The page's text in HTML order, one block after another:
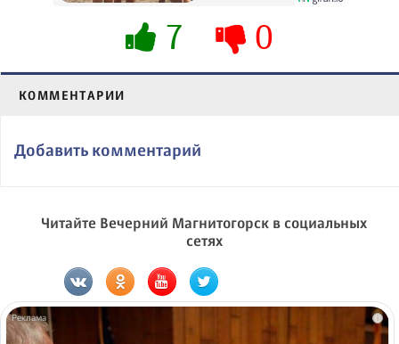
7 0
КОММЕНТАРИИ
Добавить комментарий
Читайте Вечерний Магнитогорск в социальных
сетях
i